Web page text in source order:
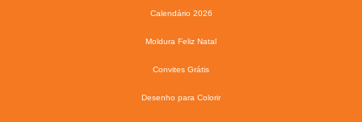
Calendário 2026
Moldura Feliz Natal
Convites Grátis
Desenho para Colorir